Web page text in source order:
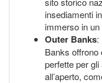
insediamenti
immerso in
Outer Banks:
Banks offrono
perfette per
all’aperto,